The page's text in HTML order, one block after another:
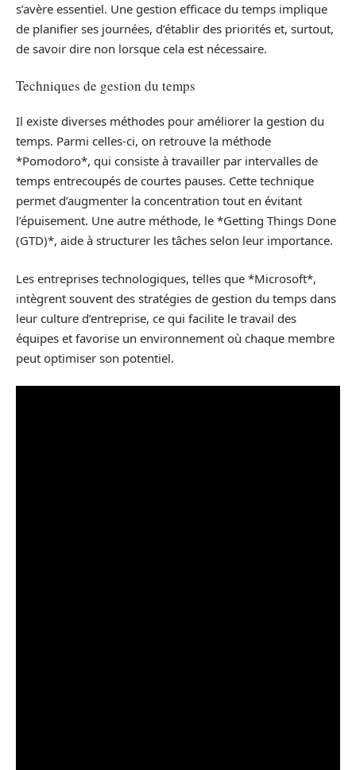
s’avère essentiel. Une gestion efficace du temps implique
de planifier ses journées, d’établir des priorités et, surtout,
de savoir dire non lorsque cela est nécessaire.
Techniques de gestion du temps
Il existe diverses méthodes pour améliorer la gestion du
temps. Parmi celles-ci, on retrouve la méthode
*Pomodoro*, qui consiste à travailler par intervalles de
temps entrecoupés de courtes pauses. Cette technique
permet d’augmenter la concentration tout en évitant
l’épuisement. Une autre méthode, le *Getting Things Done
(GTD)*, aide à structurer les tâches selon leur importance.
Les entreprises technologiques, telles que *Microsoft*,
intègrent souvent des stratégies de gestion du temps dans
leur culture d’entreprise, ce qui facilite le travail des
équipes et favorise un environnement où chaque membre
peut optimiser son potentiel.